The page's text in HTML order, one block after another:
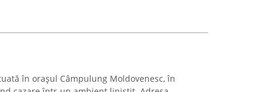
în orașul Câmpulung Moldovenesc, în